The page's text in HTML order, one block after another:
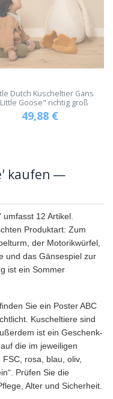
Dutch Kuscheltier Gans
Goose" richtig groß
49,88 €
kaufen —
12 Artikel.
Produktart: Zum
der Motorikwürfel,
und das Gänsespiel zur
ist ein Sommer
Sie ein Poster ABC
Kuscheltiere sind
ist ein Geschenk-
die im jeweiligen
rosa, blau, oliv,
Prüfen Sie die
Alter und Sicherheit.